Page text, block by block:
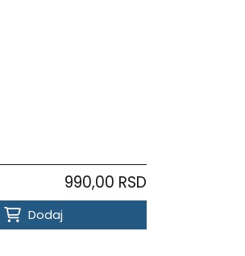
990,00 RSD
Dodaj